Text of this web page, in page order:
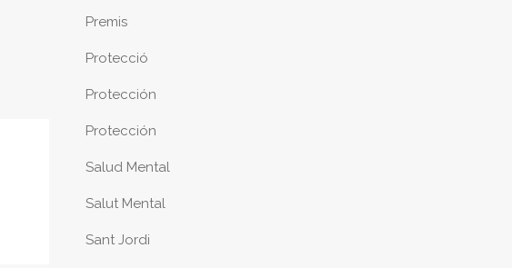
Premis
Protecció
Protección
Protección
Salud Mental
Salut Mental
Sant Jordi